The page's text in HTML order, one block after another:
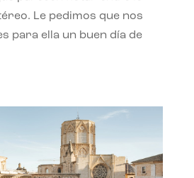
Le pedimos que nos
para ella un buen día de